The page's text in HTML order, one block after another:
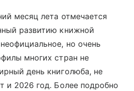
месяц лета отмечается
развитию книжной
но очень
многих стран не
день книголюба, не
и 2026 год. Более подробно